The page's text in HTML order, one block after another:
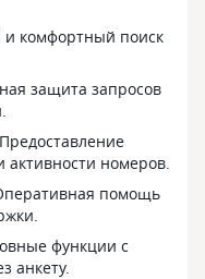
и комфортный поиск
защита запросов
Предоставление
активности номеров.
помощь
функции с
анкету.